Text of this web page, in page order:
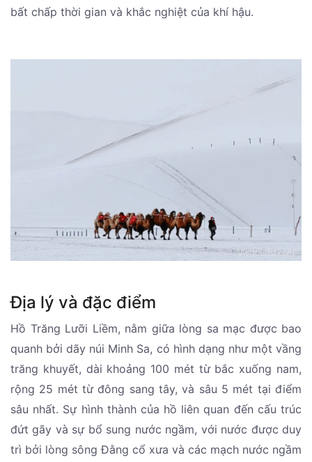
bất chấp thời gian và khắc nghiệt của khí hậu.
Địa lý và đặc điểm
Hồ Trăng Lưỡi Liềm, nằm giữa lòng sa mạc được bao
quanh bởi dãy núi Minh Sa, có hình dạng như một vầng
trăng khuyết, dài khoảng 100 mét từ bắc xuống nam,
rộng 25 mét từ đông sang tây, và sâu 5 mét tại điểm
sâu nhất. Sự hình thành của hồ liên quan đến cấu trúc
đứt gãy và sự bổ sung nước ngầm, với nước được duy
trì bởi lòng sông Đằng cổ xưa và các mạch nước ngầm